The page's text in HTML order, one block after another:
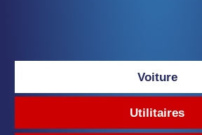
Voiture
Utilitaires